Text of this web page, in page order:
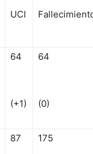
UCI
64
(+1)
64
(0)
87 175